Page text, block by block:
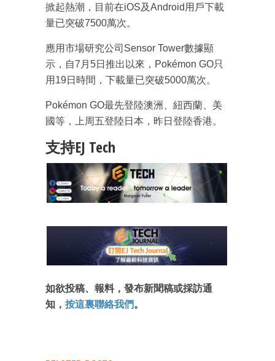
掀起熱潮，目前在iOS及Android用戶下載
量已突破7500萬次。
應用市場研究公司Sensor Tower數據顯
示，自7月5日推出以來，Pokémon GO只
用19日時間，下載量已突破5000萬次。
Pokémon GO最先登陸澳洲、紐西蘭、美
國等，上周五登陸日本，昨日登陸香港。
支持EJ Tech
如欲投稿、報料，發布新聞稿或採訪通
知， 按這裏聯絡我們。
成為 EJ Tech 會員